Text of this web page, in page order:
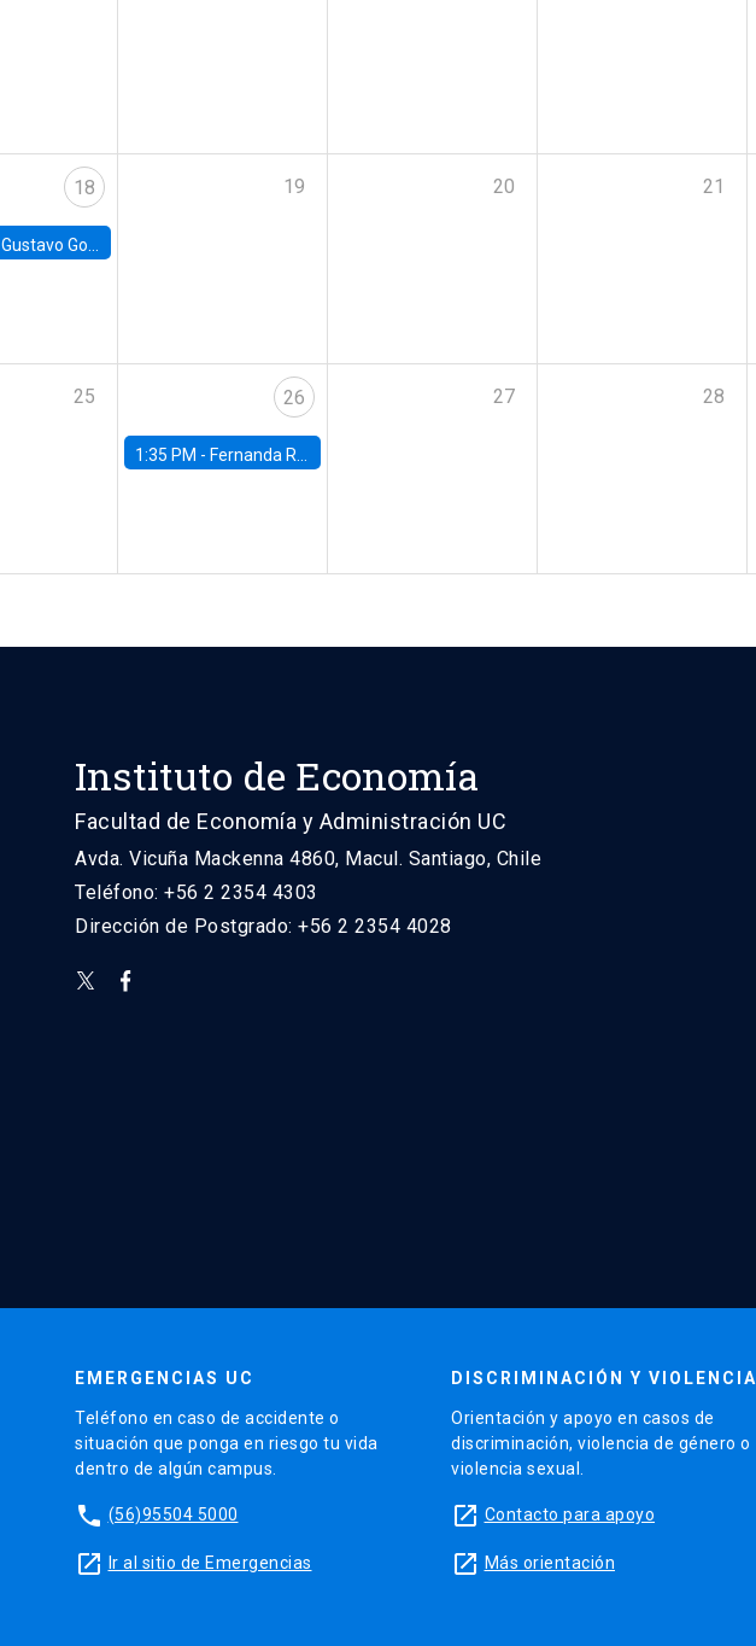
18
Gustavo González, Banco Central de Chile
19 20 21
25 26
1:35 PM - Fernanda Rojas Ampuero, University of Wisconsin-Madison
27 28
Instituto de Economía
Facultad de Economía y Administración UC
Avda. Vicuña Mackenna 4860, Macul. Santiago, Chile
Teléfono: +56 2 2354 4303
Dirección de Postgrado: +56 2 2354 4028
EMERGENCIAS UC
Teléfono en caso de accidente o
situación que ponga en riesgo tu vida
dentro de algún campus.
phone (56)95504 5000
launch Ir al sitio de Emergencias
DISCRIMINACIÓN Y VIOLENCIA
Orientación y apoyo en casos de
discriminación, violencia de género o
violencia sexual.
launch Contacto para apoyo
launch Más orientación